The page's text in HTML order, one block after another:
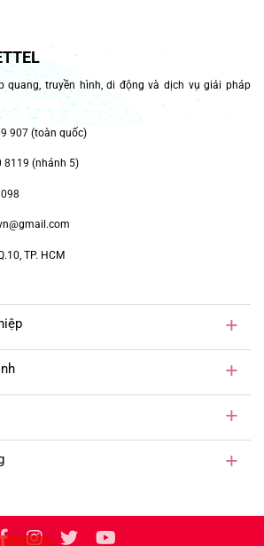
quang, truyền hình, di động và dịch vụ giải pháp
907 (toàn quốc)
8119 (nhánh 5)
TP. HCM